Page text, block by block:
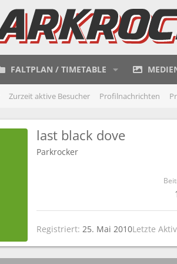
FALTPLAN / TIMETABLE
Zurzeit aktive Besucher Profilnachrichten
last black dove
Parkrocker
Registriert 25. Mai 2010Letzte